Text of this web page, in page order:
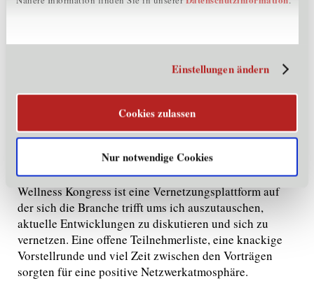
Einstellungen ändern
Cookies zulassen
Nur notwendige Cookies
passende Angebote für Betriebe zu schnüren. Der
Cluster bleibt an dieser Idee dran und lädt alle ein sich
einzubringen. Mehr über den Workshop findet ihr im
Spa Camp Blog.
Ein Tag zum Interagieren, Informieren und
Diskutieren
Neben den vielen spannenden Inhalten war der Tag
geprägt von Austausch und Kennenlernen. Der Tiroler
Wellness Kongress ist eine Vernetzungsplattform auf
der sich die Branche trifft ums ich auszutauschen,
aktuelle Entwicklungen zu diskutieren und sich zu
vernetzen. Eine offene Teilnehmerliste, eine knackige
Vorstellrunde und viel Zeit zwischen den Vorträgen
sorgten für eine positive Netzwerkatmosphäre.